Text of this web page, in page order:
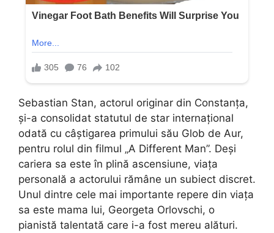
Sebastian Stan, actorul originar din Constanța,
și-a consolidat statutul de star internațional
odată cu câștigarea primului său Glob de Aur,
pentru rolul din filmul „A Different Man”. Deși
cariera sa este în plină ascensiune, viața
personală a actorului rămâne un subiect discret.
Unul dintre cele mai importante repere din viața
sa este mama lui, Georgeta Orlovschi, o
pianistă talentată care i-a fost mereu alături.